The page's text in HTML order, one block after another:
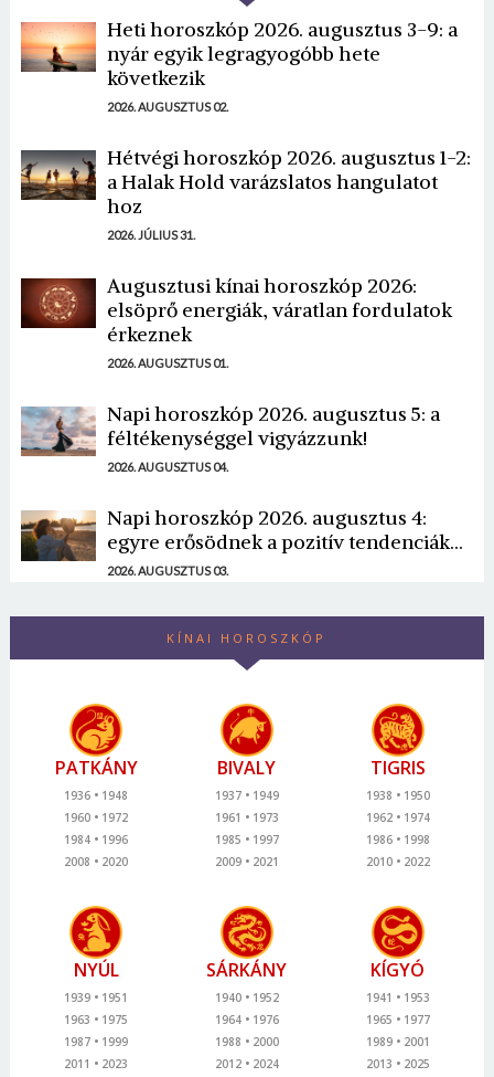
Heti horoszkóp 2026. augusztus 3-9: a
nyár egyik legragyogóbb hete
következik
2026. AUGUSZTUS 02.
Hétvégi horoszkóp 2026. augusztus 1-2:
a Halak Hold varázslatos hangulatot
hoz
2026. JÚLIUS 31.
Augusztusi kínai horoszkóp 2026:
elsöprő energiák, váratlan fordulatok
érkeznek
2026. AUGUSZTUS 01.
Napi horoszkóp 2026. augusztus 5: a
féltékenységgel vigyázzunk!
2026. AUGUSZTUS 04.
Napi horoszkóp 2026. augusztus 4:
egyre erősödnek a pozitív tendenciák...
2026. AUGUSZTUS 03.
KÍNAI HOROSZKÓP
PATKÁNY
1936
1948
1960
1972
1984
1996
2008
2020
BIVALY
1937
1949
1961
1973
1985
1997
2009
2021
TIGRIS
1938
1950
1962
1974
1986
1998
2010
2022
NYÚL
1939
1951
1963
1975
1987
1999
2011
2023
SÁRKÁNY
1940
1952
1964
1976
1988
2000
2012
2024
KÍGYÓ
1941
1953
1965
1977
1989
2001
2013
2025